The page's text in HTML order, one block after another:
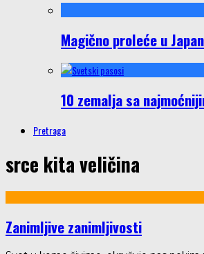
Magično proleće u
10 zemalja sa
Pretraga
srce kita veličina
Zanimljive zanimljivosti